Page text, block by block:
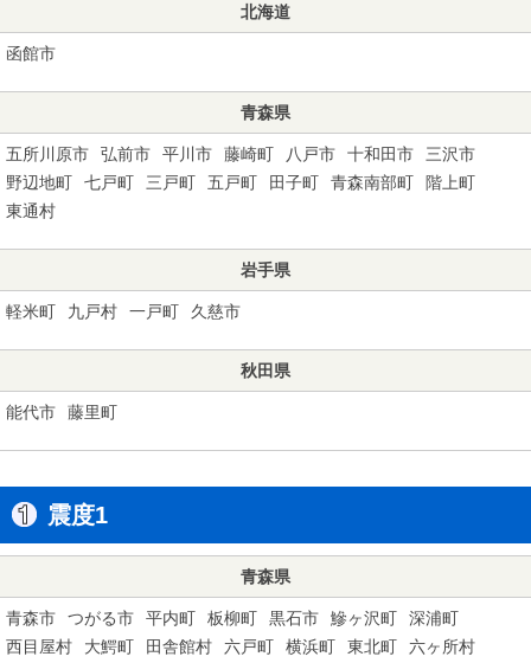
北海道
函館市
青森県
五所川原市 弘前市 平川市 藤崎町 八戸市 十和田市
三沢市
野辺地町
七戸町 三戸町 五戸町 田子町 青森南部町
階上町
東通村
岩手県
軽米町 九戸村 一戸町 久慈市
秋田県
能代市 藤里町
震度1
青森県
青森市 つがる市 平内町 板柳町 黒石市 鰺ヶ沢町
深浦町
西目屋村
大鰐町 田舎館村 六戸町 横浜町 東北町
六ヶ所村